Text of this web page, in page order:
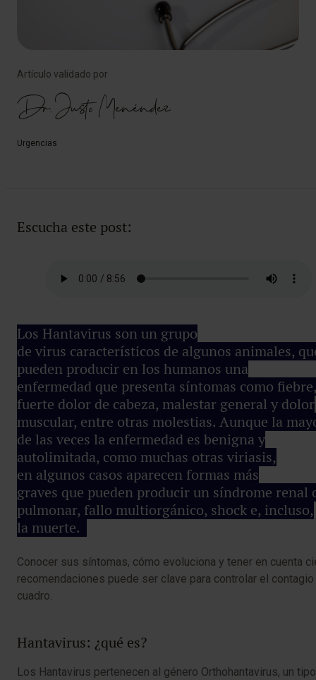
Escucha este post:
Los Hantavirus son un grupo
de virus característicos de algunos animales,
pueden producir en los humanos una
enfermedad que presenta síntomas como
fuerte dolor de cabeza, malestar general y dolor
muscular, entre otras molestias. Aunque la
de las veces la enfermedad es benigna y
autolimitada, como muchas otras viriasis,
en algunos casos aparecen formas más
graves que pueden producir un síndrome renal
pulmonar, fallo multiorgánico, shock e, incluso,
la muerte.
Conocer sus síntomas, cómo evoluciona y tener en cuenta
recomendaciones puede ser clave para controlar el
cuadro.
Hantavirus: ¿qué es?
Los Hantavirus pertenecen al género Orthohantavirus, un tipo
Artículo validado por
Dr. Justo Menéndez
Urgencias